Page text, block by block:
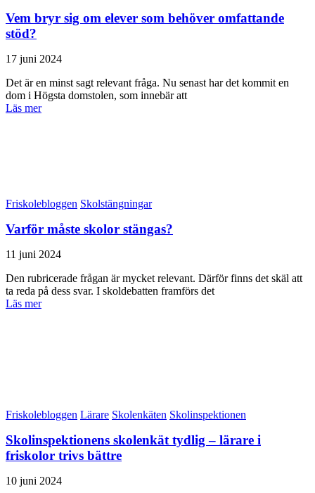
Vem bryr sig om elever som behöver omfattande
stöd?
17 juni 2024
Det är en minst sagt relevant fråga. Nu senast har det kommit en
dom i Högsta domstolen, som innebär att
Läs mer
Friskolebloggen Skolstängningar
Varför måste skolor stängas?
11 juni 2024
Den rubricerade frågan är mycket relevant. Därför finns det skäl att
ta reda på dess svar. I skoldebatten framförs det
Läs mer
Friskolebloggen Lärare Skolenkäten Skolinspektionen
Skolinspektionens skolenkät tydlig – lärare i
friskolor trivs bättre
10 juni 2024